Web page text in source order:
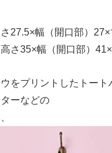
27.5×幅（開口部）
高さ35×幅（開口部）
をプリントしたトート
ーなどの